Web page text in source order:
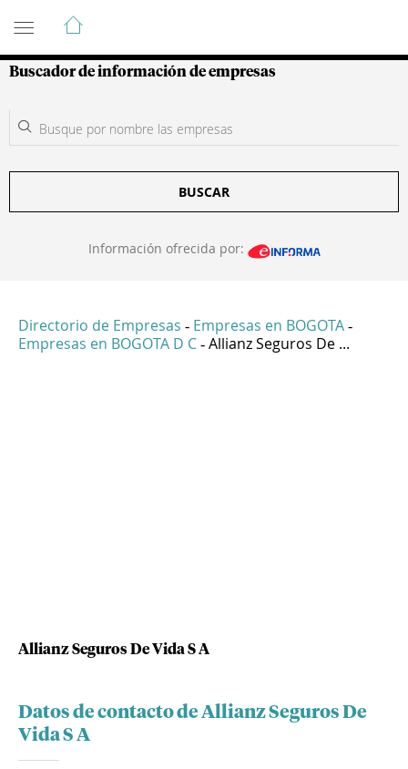
Guía de Empresas Colombianas
Buscador de información de empresas
BUSCAR
Información ofrecida por:
Directorio de Empresas - Empresas en BOGOTA -
Empresas en BOGOTA D C - Allianz Seguros De ...
Allianz Seguros De Vida S A
Datos de contacto de Allianz Seguros De
Vida S A